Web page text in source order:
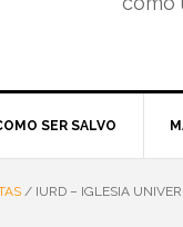
SER SALVO
/ IURD – IGLESIA